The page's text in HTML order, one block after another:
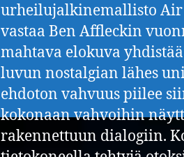
urheilujalkinemallisto Air
vastaa Ben Affleckin
mahtava elokuva
luvun nostalgian lähes
ehdoton vahvuus piilee
kokonaan vahvoihin
rakennettuun dialogiin.